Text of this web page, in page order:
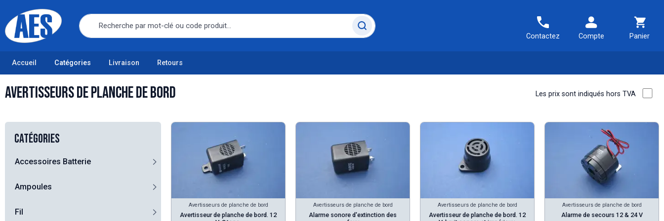
Contactez Compte Panier
Accueil Catégories Livraison Retours
Avertisseurs de planche de bord Les prix sont indiqués hors TVA
Catégories
Accessoires Batterie
Ampoules
Fil
Avertisseurs de planche de bord
Avertisseur de planche de bord. 12
Avertisseurs de planche de bord
Alarme sonore d'extinction des
Avertisseurs de planche de bord
Avertisseur de planche de bord. 12
Avertisseurs de planche de bord
Alarme de secours 12 & 24 V